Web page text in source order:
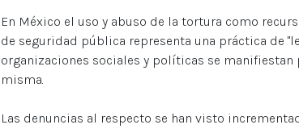
En México el uso y abuso de la tortura como
de seguridad pública representa una práctica de
organizaciones sociales y políticas se
misma.
Las denuncias al respecto se han visto